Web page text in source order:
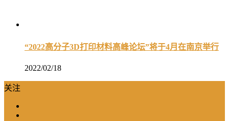
“2022高分子3D打印材料高峰论坛”将于4月在南京举行
2022/02/18
关注